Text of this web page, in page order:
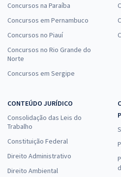
Concursos na Paraíba
Concursos em Pernambuco
Concursos no Piauí
Concursos no Rio Grande do
Norte
Concursos em Sergipe
CONTEÚDO JURÍDICO
Consolidação das Leis do
Trabalho
Constituição Federal
Direito Administrativo
Direito Ambiental